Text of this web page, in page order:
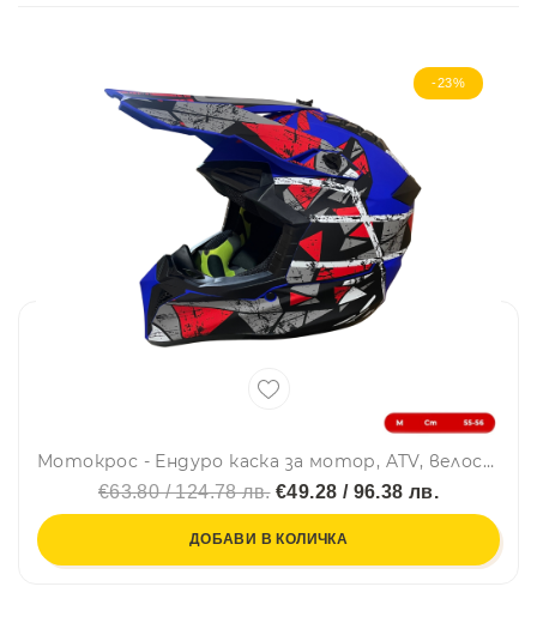
-23%
Мотокрос - Ендуро каска за мотор, ATV, велосипед – размер M (55–56 см) син мат с червен/сив дизайн
€63.80 / 124.78 лв.€49.28 / 96.38 лв.
ДОБАВИ В КОЛИЧКА